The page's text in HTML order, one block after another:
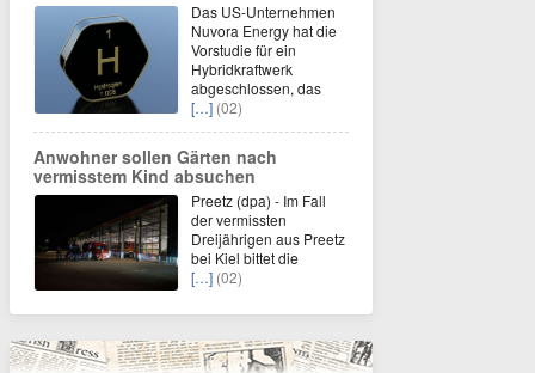
Das US-Unternehmen
Nuvora Energy hat die
Vorstudie für ein
Hybridkraftwerk
abgeschlossen, das
[…] (02)
Anwohner sollen Gärten nach
vermisstem Kind absuchen
Preetz (dpa) - Im Fall
der vermissten
Dreijährigen aus Preetz
bei Kiel bittet die
[…] (02)